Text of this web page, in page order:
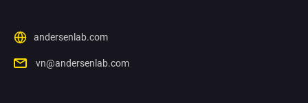
andersenlab.com
vn@andersenlab.com